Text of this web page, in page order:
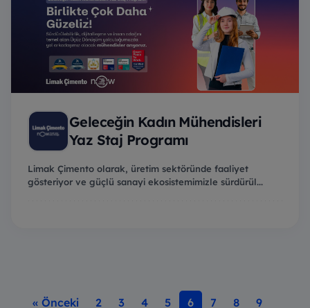
Geleceğin Kadın Mühendisleri
Yaz Staj Programı
Limak Çimento olarak, üretim sektöründe faaliyet
gösteriyor ve güçlü sanayi ekosistemimizle sürdürül...
« Önceki 2 3 4 5 6 7 8
9